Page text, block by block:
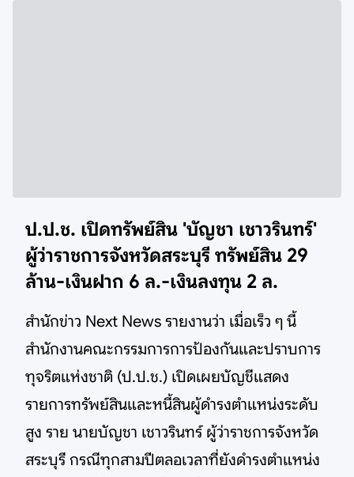
ป.ป.ช. เปิดทรัพย์สิน 'บัญชา เชาวรินทร์'
ผู้ว่าราชการจังหวัดสระบุรี ทรัพย์สิน 29
ล้าน-เงินฝาก 6 ล.-เงินลงทุน 2 ล.
สำนักข่าว Next News รายงานว่า เมื่อเร็ว ๆ นี้
สำนักงานคณะกรรมการการป้องกันและปราบการ
ทุจริตแห่งชาติ (ป.ป.ช.) เปิดเผยบัญชีแสดง
รายการทรัพย์สินและหนี้สินผู้ดำรงตำแหน่งระดับ
สูง ราย นายบัญชา เชาวรินทร์ ผู้ว่าราชการจังหวัด
สระบุรี กรณีทุกสามปีตลอเวลาที่ยังดำรงตำแหน่ง